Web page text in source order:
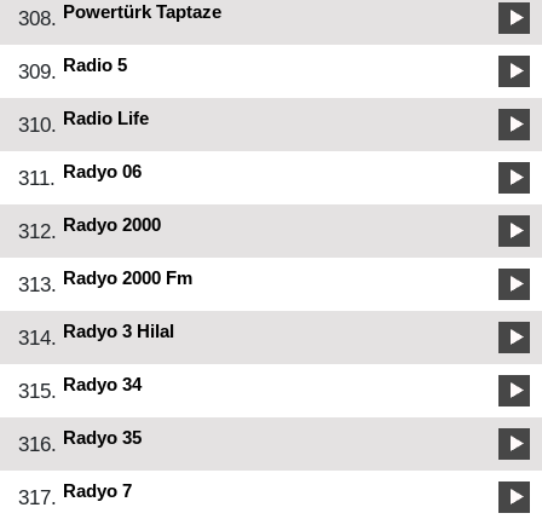
308. Powertürk Taptaze
309. Radio 5
310. Radio Life
311. Radyo 06
312. Radyo 2000
313. Radyo 2000 Fm
314. Radyo 3 Hilal
315. Radyo 34
316. Radyo 35
317. Radyo 7